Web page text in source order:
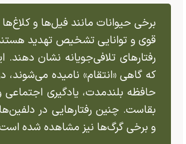
برخی حیوانات مانند فیل‌ها و
قوی و توانایی تشخیص تهدید
رفتار‌های تلافی‌جویانه نشان دهند.
که گاهی «انتقام» نامیده می‌شوند،
حافظه بلندمدت، یادگیری اجتماعی
بقاست. چنین رفتار‌هایی در
و برخی گرگ‌ها نیز مشاهده شده